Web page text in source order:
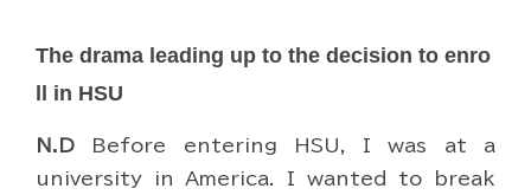
The drama leading up to the decision to enro
ll in HSU
N.D Before entering HSU, I was at a
university in America. I wanted to break